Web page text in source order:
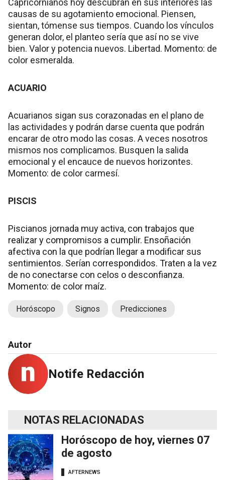
Capricornianos hoy descubran en sus interiores las
causas de su agotamiento emocional. Piensen,
sientan, tómense sus tiempos. Cuando los vínculos
generan dolor, el planteo sería que así no se vive
bien. Valor y potencia nuevos. Libertad. Momento: de
color esmeralda.
ACUARIO
Acuarianos sigan sus corazonadas en el plano de
las actividades y podrán darse cuenta que podrán
encarar de otro modo las cosas. A veces nosotros
mismos nos complicamos. Busquen la salida
emocional y el encauce de nuevos horizontes.
Momento: de color carmesí.
PISCIS
Piscianos jornada muy activa, con trabajos que
realizar y compromisos a cumplir. Ensoñación
afectiva con la que podrían llegar a modificar sus
sentimientos. Serían correspondidos. Traten a la vez
de no conectarse con celos o desconfianza.
Momento: de color maíz.
Horóscopo Signos Predicciones
Autor
Notife Redacción
NOTAS RELACIONADAS
Horóscopo de hoy, viernes 07
de agosto
AFTERNEWS